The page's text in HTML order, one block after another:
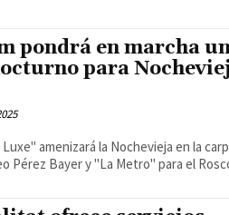
pondrá en marcha
para
amenizará la Nochevieja en la